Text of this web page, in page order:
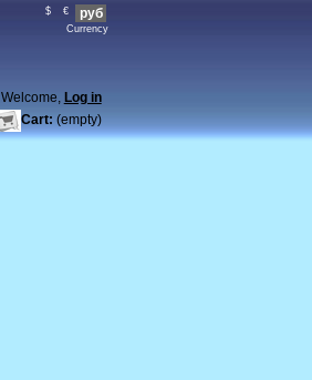
$ € руб
Currency
Welcome, Log in
Cart: (empty)